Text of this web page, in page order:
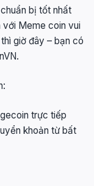
bị tốt nhất
với Meme coin vui
giờ đây – bạn có
trực tiếp
khoản từ bất